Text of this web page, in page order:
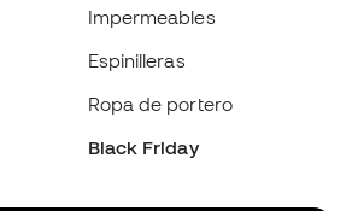
Impermeables
Espinilleras
Ropa de portero
Black Friday